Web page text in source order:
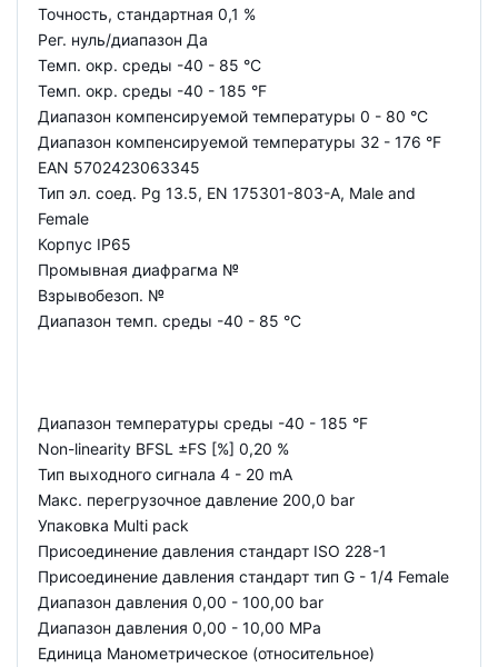
Точность, стандартная 0,1 %
Рег. нуль/диапазон Да
Темп. окр. среды -40 - 85 °C
Темп. окр. среды -40 - 185 °F
Диапазон компенсируемой температуры 0 - 80 °C
Диапазон компенсируемой температуры 32 - 176 °F
EAN 5702423063345
Тип эл. соед. Pg 13.5, EN 175301-803-A, Male and
Female
Корпус IP65
Промывная диафрагма №
Взрывобезоп. №
Диапазон темп. среды -40 - 85 °C
Диапазон температуры среды -40 - 185 °F
Non-linearity BFSL ±FS [%] 0,20 %
Тип выходного сигнала 4 - 20 mA
Макс. перегрузочное давление 200,0 bar
Упаковка Multi pack
Присоединение давления стандарт ISO 228-1
Присоединение давления стандарт тип G - 1/4 Female
Диапазон давления 0,00 - 100,00 bar
Диапазон давления 0,00 - 10,00 MPa
Единица Манометрическое (относительное)